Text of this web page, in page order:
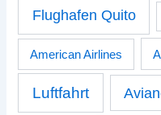
Flughafen Quito
American Airlines
Luftfahrt